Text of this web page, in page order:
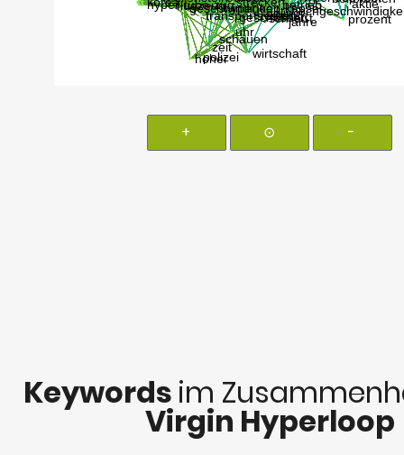
+ ⊙ -
Keywords im
Virgin Hyperloop